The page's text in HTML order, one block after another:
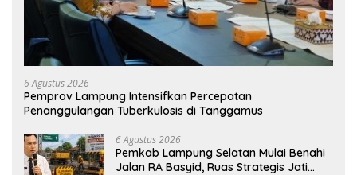
6 Agustus 2026
Pemprov Lampung Intensifkan Percepatan
Penanggulangan Tuberkulosis di Tanggamus
6 Agustus 2026
Pemkab Lampung Selatan Mulai Benahi
Jalan RA Basyid, Ruas Strategis Jati